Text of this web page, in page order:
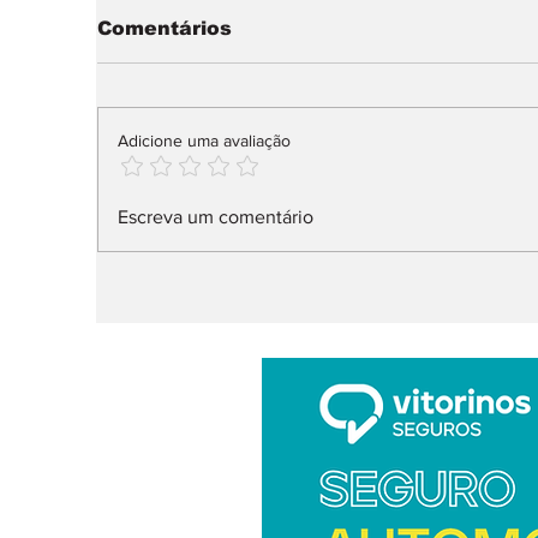
Elétricos dominam
Comentários
Adicione uma avaliação
Escreva um comentário